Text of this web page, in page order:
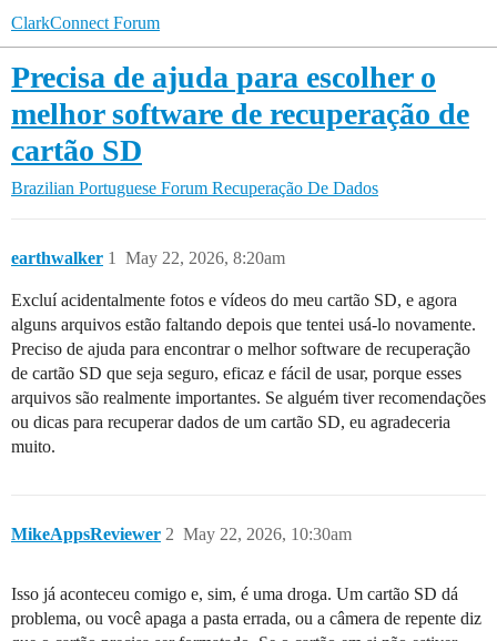
ClarkConnect Forum
Precisa de ajuda para escolher o
melhor software de recuperação de
cartão SD
Brazilian Portuguese Forum Recuperação De Dados
earthwalker May 22, 2026, 8:20am
1
Excluí acidentalmente fotos e vídeos do meu cartão SD, e agora
alguns arquivos estão faltando depois que tentei usá-lo novamente.
Preciso de ajuda para encontrar o melhor software de recuperação
de cartão SD que seja seguro, eficaz e fácil de usar, porque esses
arquivos são realmente importantes. Se alguém tiver recomendações
ou dicas para recuperar dados de um cartão SD, eu agradeceria
muito.
MikeAppsReviewer May 22, 2026, 10:30am
2
Isso já aconteceu comigo e, sim, é uma droga. Um cartão SD dá
problema, ou você apaga a pasta errada, ou a câmera de repente diz